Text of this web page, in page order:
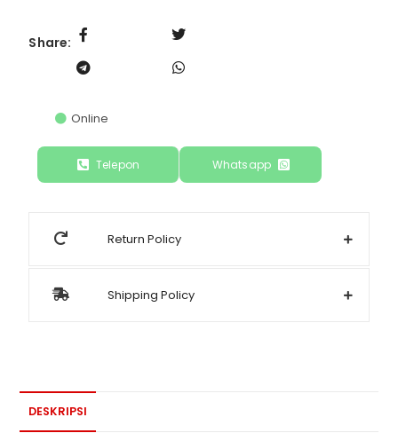
Share:
Online
Telepon Whatsapp
Return Policy
Shipping Policy
DESKRIPSI